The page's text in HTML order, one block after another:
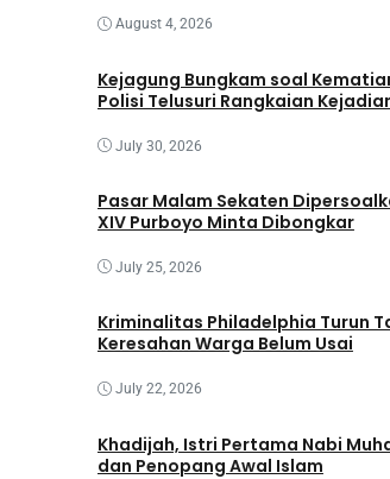
August 4, 2026
Kejagung Bungkam soal
Polisi Telusuri Rangkaian
July 30, 2026
Pasar Malam Sekaten
XIV Purboyo Minta Dibongkar
July 25, 2026
Kriminalitas Philadelphia Turun
Keresahan Warga Belum Usai
July 22, 2026
Khadijah, Istri Pertama Nabi
dan Penopang Awal Islam